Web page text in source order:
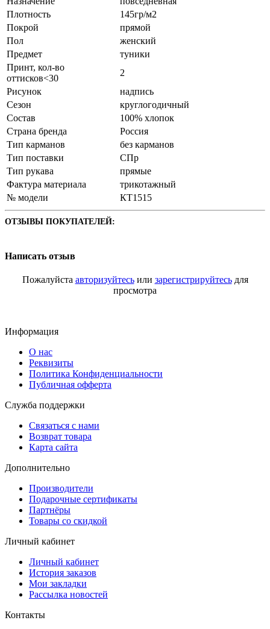
Плотность
145гр/м2
Покрой
прямой
Пол
женский
Предмет
туники
Принт, кол-во
оттисков<30
2
Рисунок
надпись
Сезон
круглогодичный
Состав
100% хлопок
Страна бренда
Россия
Тип карманов
без карманов
Тип поставки
СПр
Тип рукава
прямые
Фактура материала
трикотажный
№ модели
КТ1515
ОТЗЫВЫ ПОКУПАТЕЛЕЙ:
Написать отзыв
Пожалуйста авторизуйтесьили зарегистрируйтесьдля
просмотра
Информация
О нас
Реквизиты
Политика Конфиденциальности
Публичная офферта
Служба поддержки
Связаться с нами
Возврат товара
Карта сайта
Дополнительно
Производители
Подарочные сертификаты
Партнёры
Товары со скидкой
Личный кабинет
Личный кабинет
История заказов
Мои закладки
Рассылка новостей
Контакты